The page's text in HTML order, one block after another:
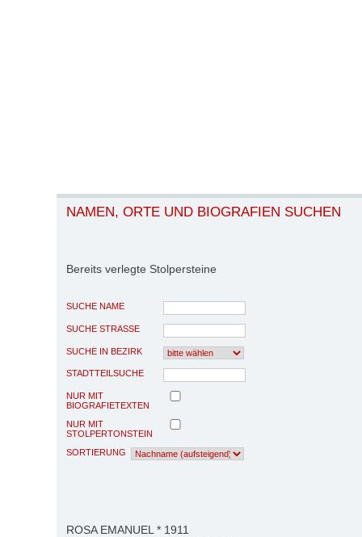
NAMEN, ORTE UND BIOGRAFIEN SUCHEN
Bereits verlegte Stolpersteine
SUCHE NAME
SUCHE STRASSE
SUCHE IN BEZIRK
STADTTEILSUCHE
NUR MIT
BIOGRAFIETEXTEN
NUR MIT
STOLPERTONSTEIN
SORTIERUNG
ROSA EMANUEL * 1911